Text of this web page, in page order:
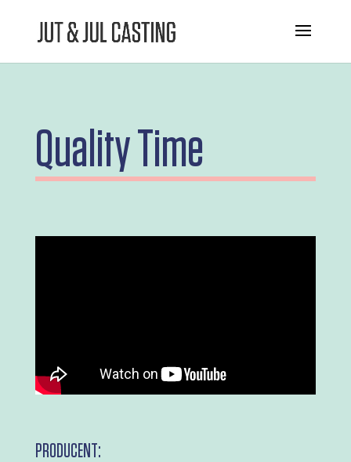
Quality Time
PRODUCENT: